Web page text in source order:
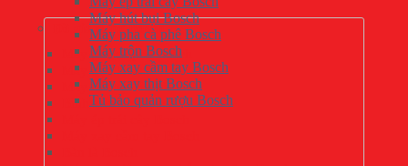
Đồ gia dụng Bosch
Máy pha cà phê Bosch
Máy trộn Bosch
Máy hút bụi Bosch
Bình siêu tốc Bosch
Máy hút bụi Bosch
Máy pha cà phê Bosch
Máy trộn Bosch
Máy xay cầm tay Bosch
Máy xay thịt Bosch
Tủ bảo quản rượu Bosch